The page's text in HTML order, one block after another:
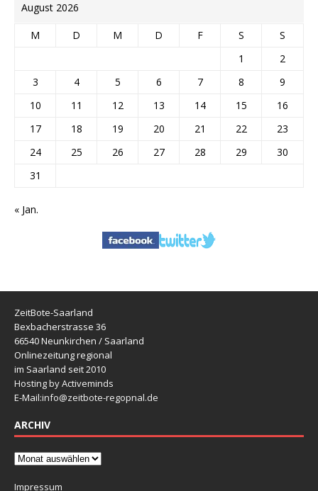
August 2026
M D M D F S
S
1
2
3
4 5 6 7 8
9
10
11 12 13 14 15
16
17
18 19 20 21 22
23
24
25 26 27 28 29
30
31
« Jan.
ZeitBote-Saarland
Bexbacherstrasse 36
66540 Neunkirchen / Saarland
Onlinezeitung regional
im Saarland seit 2010
Hosting by Activeminds
E-Mail:info@zeitbote-regopnal.de
ARCHIV
Impressum